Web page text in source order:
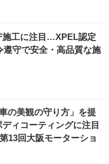
施工に注目…XPEL認定
守で安全・高品質な施
の美観の守り方」を提
ィコーティングに注目
13回大阪モーターショ